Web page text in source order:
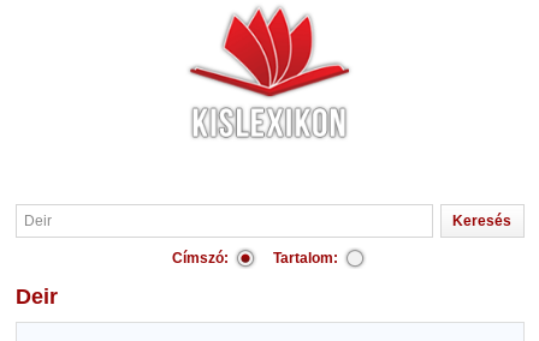
Címszó: Tartalom:
Deir